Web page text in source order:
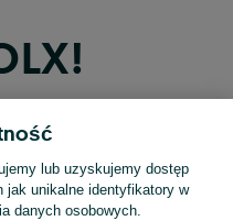
Facebooka
konto Apple
lub uzyskujemy dostęp
jak unikalne identyfikatory w
danych osobowych.